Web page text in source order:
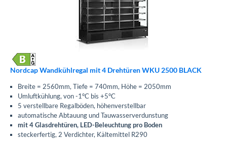
Nordcap Wandkühlregal mit 4 Drehtüren WKU 2500 BLACK
Breite = 2560mm, Tiefe = 740mm, Höhe = 2050mm
Umluftkühlung, von -1°C bis +5°C
5 verstellbare Regalböden, höhenverstellbar
automatische Abtauung und Tauwasserverdunstung
mit 4 Glasdrehtüren, LED-Beleuchtung pro Boden
steckerfertig, 2 Verdichter, Kältemittel R290